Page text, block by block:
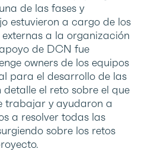
de las fases y
estuvieron a cargo de los
a la organización
de DCN fue
owners de los equipos
para el desarrollo de las
el reto sobre el que
trabajar y ayudaron a
a resolver todas las
sobre los retos